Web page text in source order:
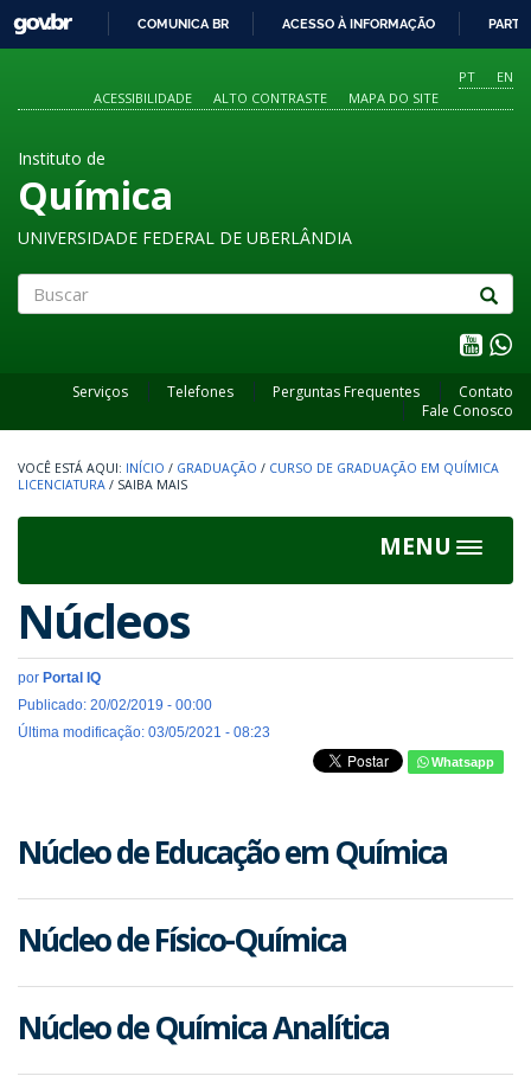
O
CONTEÚDO
GOVBR
COMUNICA BR ACESSO À INFORMAÇÃO
PT
EN
ACESSIBILIDADE
ALTO CONTRASTE MAPA DO SITE
Instituto de
Química
UNIVERSIDADE FEDERAL DE UBERLÂNDIA
Serviços Telefones Perguntas Frequentes
Contato
Fale Conosco
INÍCIO / GRADUAÇÃO / CURSO DE GRADUAÇÃO EM QUÍMICA
LICENCIATURA / SAIBA MAIS
MENU
Toggle
Núcleos
por Portal IQ
Publicado: 20/02/2019 - 00:00
Última modificação: 03/05/2021 - 08:23
Whatsapp
Núcleo de Educação em Química
Núcleo de Físico-Química
Núcleo de Química Analítica